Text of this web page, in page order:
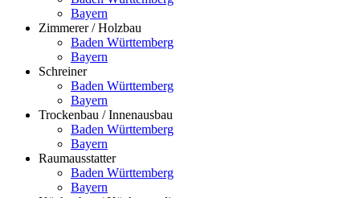
Bayern
Zimmerer / Holzbau
Baden Württemberg
Bayern
Schreiner
Baden Württemberg
Bayern
Trockenbau / Innenausbau
Baden Württemberg
Bayern
Raumausstatter
Baden Württemberg
Bayern